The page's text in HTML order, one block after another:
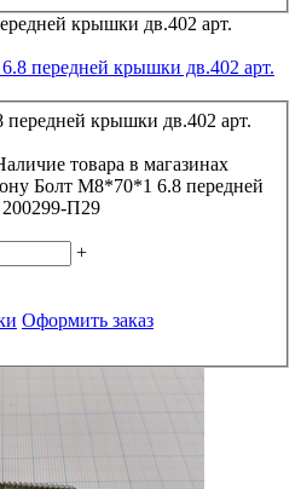
передней крышки дв.402 арт.
товара в магазинах
Болт М8*70*1 6.8 передней
арт. 200299-П29
+
Оформить заказ